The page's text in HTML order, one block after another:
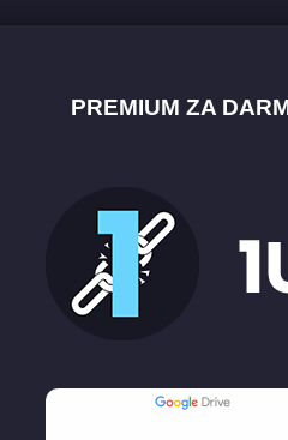
PREMIUM ZA